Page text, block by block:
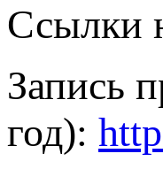
Ссылки
Запись
год):